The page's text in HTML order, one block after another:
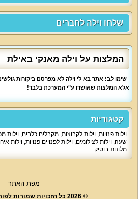
שלחו וילה לחברים
המלצות על וילה מאנקי באילת
שימו לב! אתר בא לי וילה לא מפרסם ביקורות
אלא המלצות שאושרו ע"י המערכת בלבד!
קטגוריות
וילות פנויות, וילות לקבוצות, מקבלים כלבים, וילות
שעה, וילות לצילומים, וילות לפנויים פנויות, וילות
מלונות בוטיק
מפת האתר
© 2026 כל הזכויות שמורות לפורטל בא לי וילה